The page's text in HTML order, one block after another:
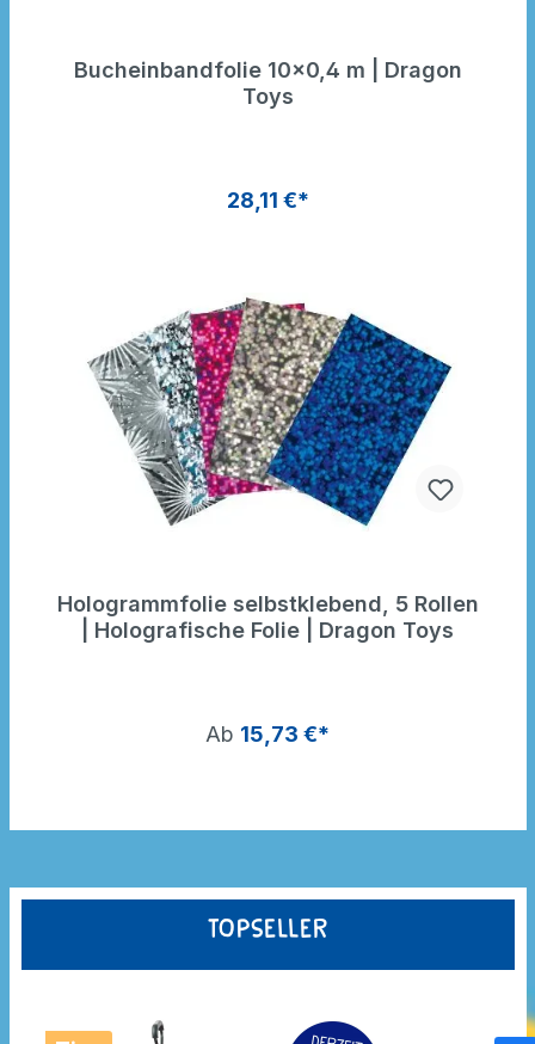
Topseller
Bucheinbandfolie 10×0,4 m | Dragon
Toys
28,11 €*
Hologrammfolie selbstklebend, 5 Rollen
| Holografische Folie | Dragon Toys
Ab 15,73 €*